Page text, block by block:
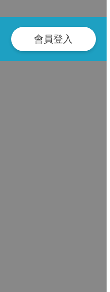
會員登入